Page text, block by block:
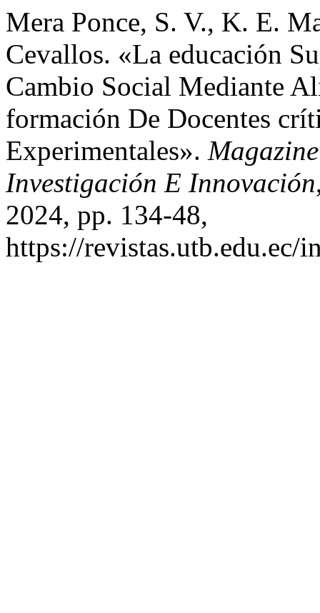
Mera Ponce, S. V., K. E.
Cevallos. «La educación
Cambio Social Mediante
formación De Docentes
Experimentales».
Investigación E Innovación
2024, pp. 134-48,
https://revistas.utb.edu.ec/